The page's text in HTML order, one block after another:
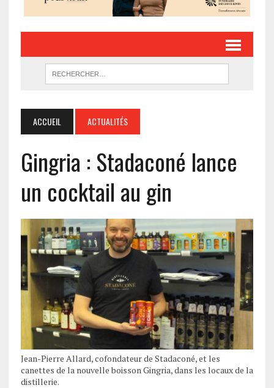
ACCUEIL ACTUALITÉS
Gingria : Stadaconé lance
un cocktail au gin
Jean-Pierre Allard, cofondateur de Stadaconé, et les
canettes de la nouvelle boisson Gingria, dans les locaux de la
distillerie.